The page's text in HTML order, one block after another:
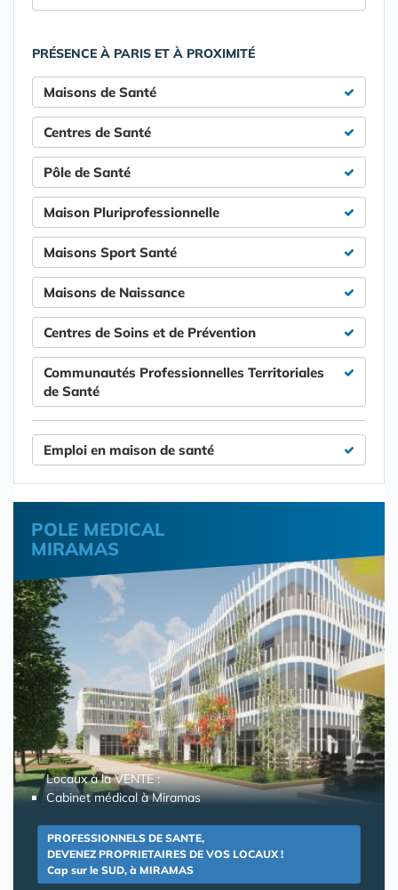
PRÉSENCE À PARIS ET À PROXIMITÉ
Maisons de Santé
Centres de Santé
Pôle de Santé
Maison Pluriprofessionnelle
Maisons Sport Santé
Maisons de Naissance
Centres de Soins et de Prévention
Communautés Professionnelles Territoriales
de Santé
Emploi en maison de santé
POLE MEDICAL
MIRAMAS
Locaux à la VENTE :
Cabinet médical à Miramas
PROFESSIONNELS DE SANTE,
DEVENEZ PROPRIETAIRES DE VOS LOCAUX !
Cap sur le SUD, à MIRAMAS